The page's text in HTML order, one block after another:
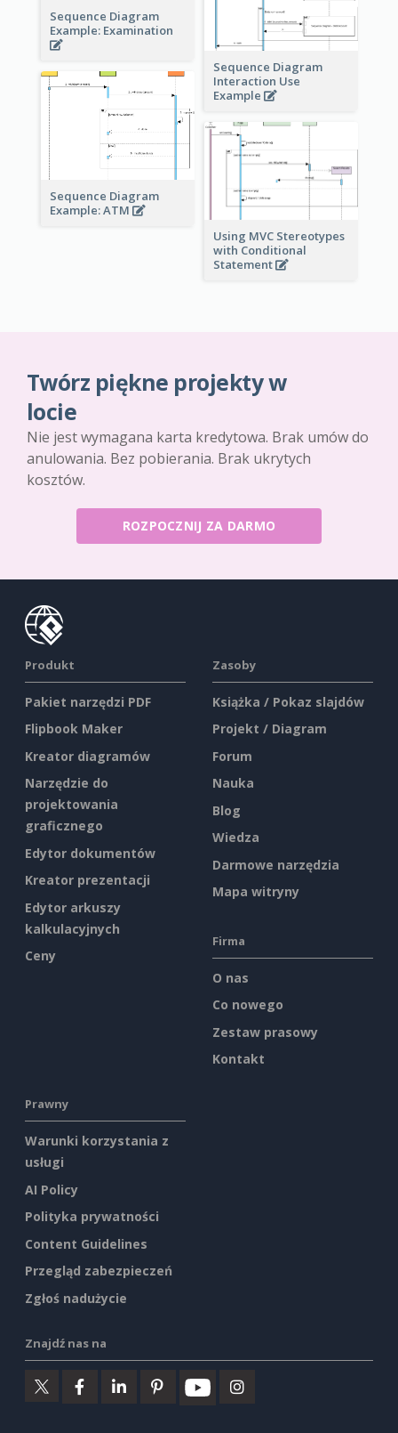
Sequence Diagram
Example: Examination
Sequence Diagram
Interaction Use
Example
Sequence Diagram
Example: ATM
Using MVC Stereotypes
with Conditional
Statement
Twórz piękne projekty w
locie
Nie jest wymagana karta kredytowa. Brak umów do
anulowania. Bez pobierania. Brak ukrytych
kosztów.
ROZPOCZNIJ ZA DARMO
Produkt
Pakiet narzędzi PDF
Flipbook Maker
Kreator diagramów
Narzędzie do
projektowania
graficznego
Edytor dokumentów
Kreator prezentacji
Edytor arkuszy
kalkulacyjnych
Ceny
Zasoby
Książka / Pokaz slajdów
Projekt / Diagram
Forum
Nauka
Blog
Wiedza
Darmowe narzędzia
Mapa witryny
Firma
O nas
Co nowego
Zestaw prasowy
Kontakt
Prawny
Warunki korzystania z
usługi
AI Policy
Polityka prywatności
Content Guidelines
Przegląd zabezpieczeń
Zgłoś nadużycie
Znajdź nas na